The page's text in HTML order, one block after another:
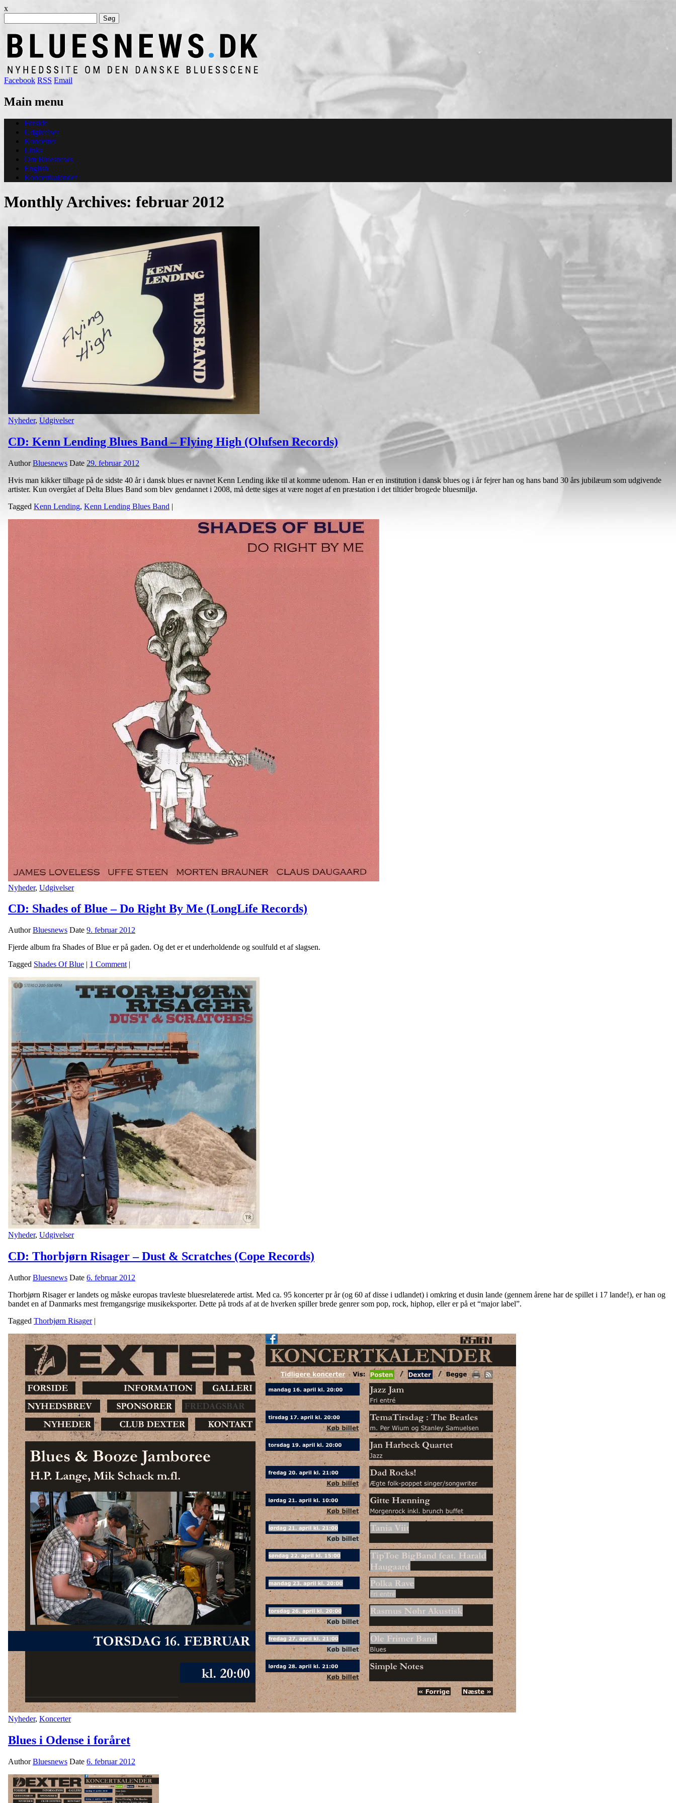
x
efter:
Facebook RSS Email
Main menu
Skip
content
Forside
Udgivelser
Koncerter
Links
Om Bluesnews
English
Koncertkalender
Monthly Archives: februar 2012
Nyheder, Udgivelser
CD: Kenn Lending Blues Band – Flying High (Olufsen Records)
AuthorBluesnews Date 29. februar 2012
Hvis man kikker tilbage på de sidste 40 år i dansk blues er navnet Kenn Lending ikke til at komme udenom. Han er en institution i dansk blues og i år fejrer han og hans band 30 års jubilæum som udgivende
artister. Kun overgået af Delta Blues Band som blev gendannet i 2008, må dette siges at være noget af en præstation i det tiltider brogede bluesmiljø.
Tagged Kenn Lending, Kenn Lending Blues Band |
Nyheder, Udgivelser
CD: Shades of Blue – Do Right By Me (LongLife Records)
AuthorBluesnews Date 9. februar 2012
Fjerde album fra Shades of Blue er på gaden. Og det er et underholdende og soulfuld et af slagsen.
Tagged Shades Of Blue | 1 Comment |
Nyheder, Udgivelser
CD: Thorbjørn Risager – Dust & Scratches (Cope Records)
AuthorBluesnews Date 6. februar 2012
Thorbjørn Risager er landets og måske europas travleste bluesrelaterede artist. Med ca. 95 koncerter pr år (og 60 af disse i udlandet) i omkring et dusin lande (gennem årene har de spillet i 17 lande!), er han og
bandet en af Danmarks mest fremgangsrige musikeksporter. Dette på trods af at de hverken spiller brede genrer som pop, rock, hiphop, eller er på et “major label”.
Tagged Thorbjørn Risager |
Nyheder, Koncerter
Blues i Odense i foråret
AuthorBluesnews Date 6. februar 2012